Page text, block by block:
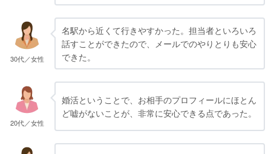
30代／女性
名駅から近くて行きやすかった。担当者といろいろ
話すことができたので、メールでのやりとりも安心
できた。
20代／女性
婚活ということで、お相手のプロフィールにほとん
ど嘘がないことが、非常に安心できる点であった。